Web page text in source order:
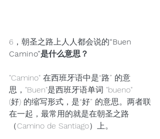
6，朝圣之路上人人都会说的“Buen
Camino”是什么意思？
"Camino" 在西班牙语中是“路” 的意
思，"Buen"是西班牙语单词 "bueno"
(好) 的缩写形式，是“好” 的意思。两者联
在一起，最常用的就是在朝圣之路
（Camino de Santiago）上。